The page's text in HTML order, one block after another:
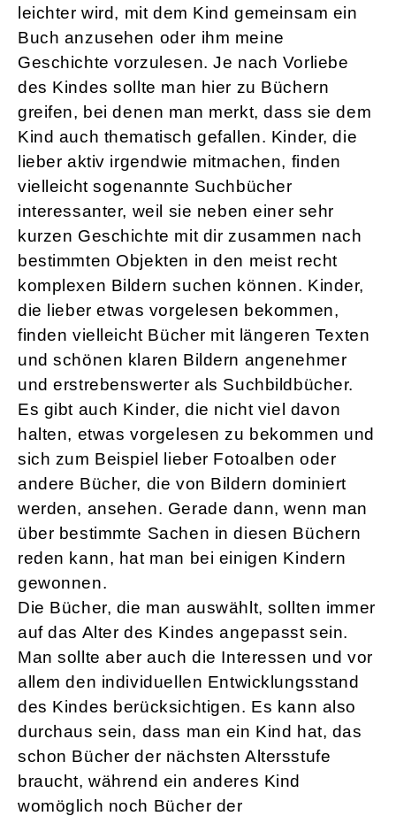
leichter wird, mit dem Kind gemeinsam ein
Buch anzusehen oder ihm meine
Geschichte vorzulesen. Je nach Vorliebe
des Kindes sollte man hier zu Büchern
greifen, bei denen man merkt, dass sie dem
Kind auch thematisch gefallen. Kinder, die
lieber aktiv irgendwie mitmachen, finden
vielleicht sogenannte Suchbücher
interessanter, weil sie neben einer sehr
kurzen Geschichte mit dir zusammen nach
bestimmten Objekten in den meist recht
komplexen Bildern suchen können. Kinder,
die lieber etwas vorgelesen bekommen,
finden vielleicht Bücher mit längeren Texten
und schönen klaren Bildern angenehmer
und erstrebenswerter als Suchbildbücher.
Es gibt auch Kinder, die nicht viel davon
halten, etwas vorgelesen zu bekommen und
sich zum Beispiel lieber Fotoalben oder
andere Bücher, die von Bildern dominiert
werden, ansehen. Gerade dann, wenn man
über bestimmte Sachen in diesen Büchern
reden kann, hat man bei einigen Kindern
gewonnen.
Die Bücher, die man auswählt, sollten immer
auf das Alter des Kindes angepasst sein.
Man sollte aber auch die Interessen und vor
allem den individuellen Entwicklungsstand
des Kindes berücksichtigen. Es kann also
durchaus sein, dass man ein Kind hat, das
schon Bücher der nächsten Altersstufe
braucht, während ein anderes Kind
womöglich noch Bücher der